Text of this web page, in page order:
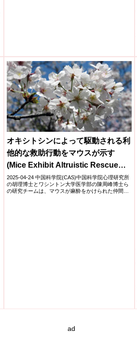
オキシトシンによって駆動される利
他的な救助行動をマウスが示す
(Mice Exhibit Altruistic Rescue
Behavior Driven by Oxytocin)
2025-04-24 中国科学院(CAS)​中国科学院心理研究所
の胡理博士とワシントン大学医学部の陳周峰博士ら
の研究チームは、マウスが麻酔をかけられた仲間に
ad